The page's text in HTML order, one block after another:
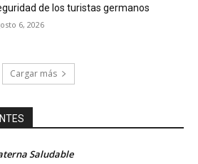
de los turistas germanos
6, 2026
Cargar más
Saludable